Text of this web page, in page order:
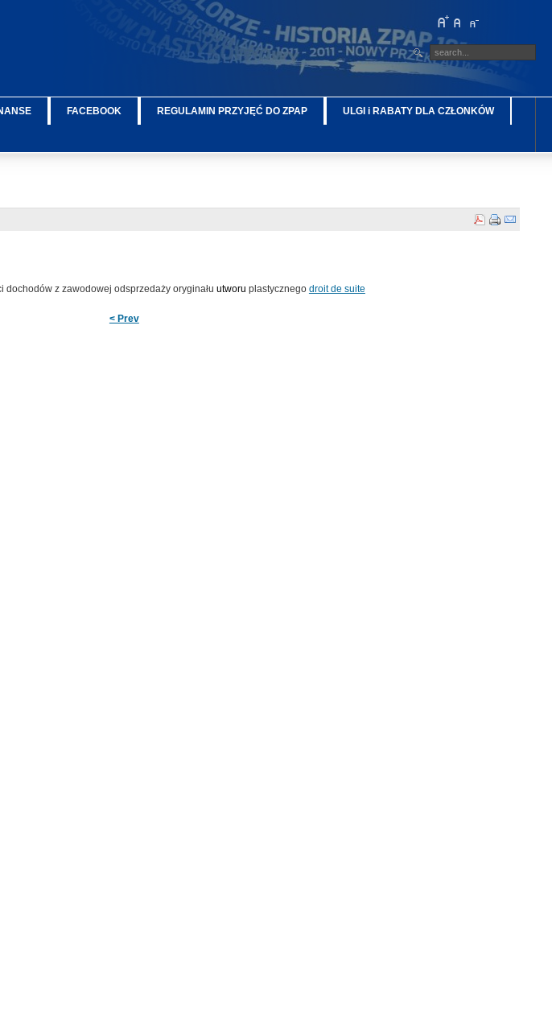
FACEBOOK REGULAMIN PRZYJĘĆ DO ZPAP ULGI i RABATY DLA CZŁONKÓW
dochodów z zawodowej odsprzedaży oryginału utworu plastycznego droit de suite
< Prev